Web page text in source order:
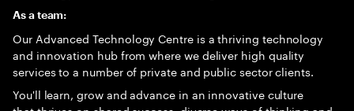
As a team:
Our Advanced Technology Centre is a thriving technology
and innovation hub from where we deliver high quality
services to a number of private and public sector clients.
You'll learn, grow and advance in an innovative culture